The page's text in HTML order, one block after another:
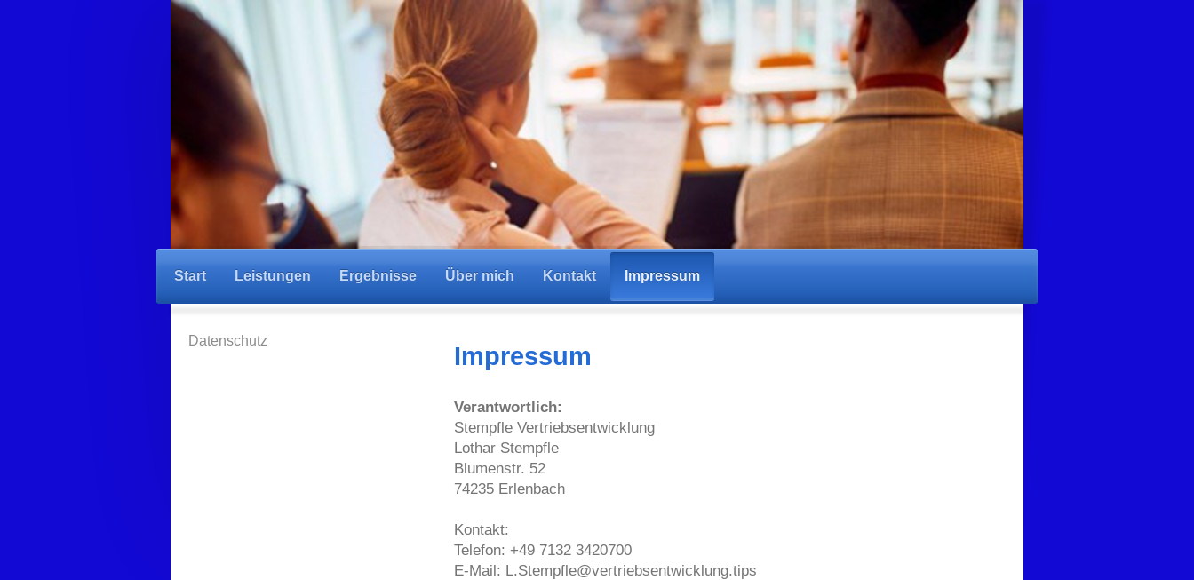
Start Leistungen Ergebnisse Über mich Kontakt Impressum
Impressum
Verantwortlich:
Stempfle Vertriebsentwicklung
Lothar Stempfle
Blumenstr. 52
74235 Erlenbach
Kontakt:
Telefon: +49 7132 3420700
E-Mail: L.Stempfle@vertriebsentwicklung.tips
Datenschutz